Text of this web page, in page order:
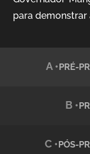
para demonstrar
A •PRÉ-
B •
C •PÓS-